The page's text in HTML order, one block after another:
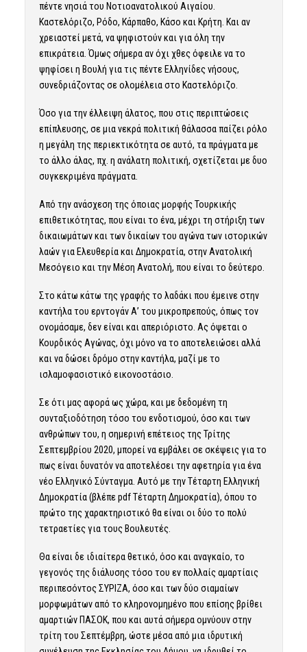
πέντε νησιά του Νοτιοανατολικού Αιγαίου.
Καστελόριζο, Ρόδο, Κάρπαθο, Κάσο και Κρήτη. Και αν
χρειαστεί μετά, να ψηφιστούν και για όλη την
επικράτεια. Όμως σήμερα αν όχι χθες όφειλε να το
ψηφίσει η Βουλή για τις πέντε Ελληνίδες νήσους,
συνεδριάζοντας σε ολομέλεια στο Καστελόριζο.
Όσο για την έλλειψη άλατος, που στις περιπτώσεις
επίπλευσης, σε μια νεκρά πολιτική θάλασσα παίζει ρόλο
η μεγάλη της περιεκτικότητα σε αυτό, τα πράγματα με
το άλλο άλας, πχ. η ανάλατη πολιτική, σχετίζεται με δυο
συγκεκριμένα πράγματα.
Από την ανάσχεση της όποιας μορφής Τουρκικής
επιθετικότητας, που είναι το ένα, μέχρι τη στήριξη των
δικαιωμάτων και των δικαίων του αγώνα των ιστορικών
λαών για Ελευθερία και Δημοκρατία, στην Ανατολική
Μεσόγειο και την Μέση Ανατολή, που είναι το δεύτερο.
Στο κάτω κάτω της γραφής το λαδάκι που έμεινε στην
καντήλα του ερντογάν Α’ του μικροπρεπούς, όπως τον
ονομάσαμε, δεν είναι και απεριόριστο. Ας όψεται ο
Κουρδικός Αγώνας, όχι μόνο να το αποτελειώσει αλλά
και να δώσει δρόμο στην καντήλα, μαζί με το
ισλαμοφασιστικό εικονοστάσιο.
Σε ότι μας αφορά ως χώρα, και με δεδομένη τη
συνταξιοδότηση τόσο του ενδοτισμού, όσο και των
ανθρώπων του, η σημερινή επέτειος της Τρίτης
Σεπτεμβρίου 2020, μπορεί να εμβάλει σε σκέψεις για το
πως είναι δυνατόν να αποτελέσει την αφετηρία για ένα
νέο Ελληνικό Σύνταγμα. Αυτό με την Τέταρτη Ελληνική
Δημοκρατία (βλέπε pdf Τέταρτη Δημοκρατία), όπου το
πρώτο της χαρακτηριστικό θα είναι οι δύο το πολύ
τετραετίες για τους Βουλευτές.
Θα είναι δε ιδιαίτερα θετικό, όσο και αναγκαίο, το
γεγονός της διάλυσης τόσο του εν πολλαίς αμαρτίαις
περιπεσόντος ΣΥΡΙΖΑ, όσο και των δύο σιαμαίων
μορφωμάτων από το κληρονομημένο που επίσης βρίθει
αμαρτιών ΠΑΣΟΚ, που και αυτά σήμερα ομνύουν στην
τρίτη του Σεπτέμβρη, ώστε μέσα από μια ιδρυτική